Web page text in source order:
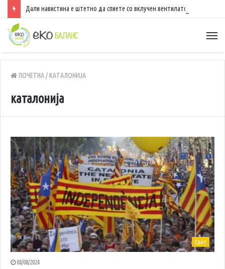
Дали навистина е штетно да спиете со вклучен вентилатор?
ПОЧЕТНА/ КАТАЛОНИЈА
каталонија
Свет
08/08/2024